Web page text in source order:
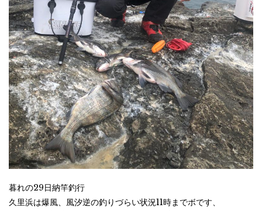
暮れの29日納竿釣行
久里浜は爆風、風汐逆の釣りづらい状況11時までボです、